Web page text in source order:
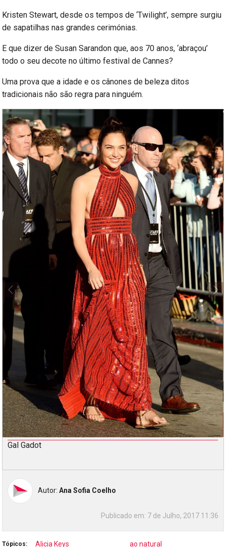
Kristen Stewart, desde os tempos de ‘Twilight’, sempre surgiu
de sapatilhas nas grandes cerimónias.
E que dizer de Susan Sarandon que, aos 70 anos, ‘abraçou’
todo o seu decote no último festival de Cannes?
Uma prova que a idade e os cânones de beleza ditos
tradicionais não são regra para ninguém.
Gal Gadot
Autor:Ana Sofia Coelho
Publicado em: 7 de Julho, 2017 11:36
Tópicos: Alicia Keys ao natural